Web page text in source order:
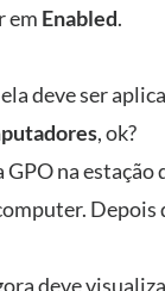
em Enabled.
deve ser
, ok?
GPO na
Depois
deve